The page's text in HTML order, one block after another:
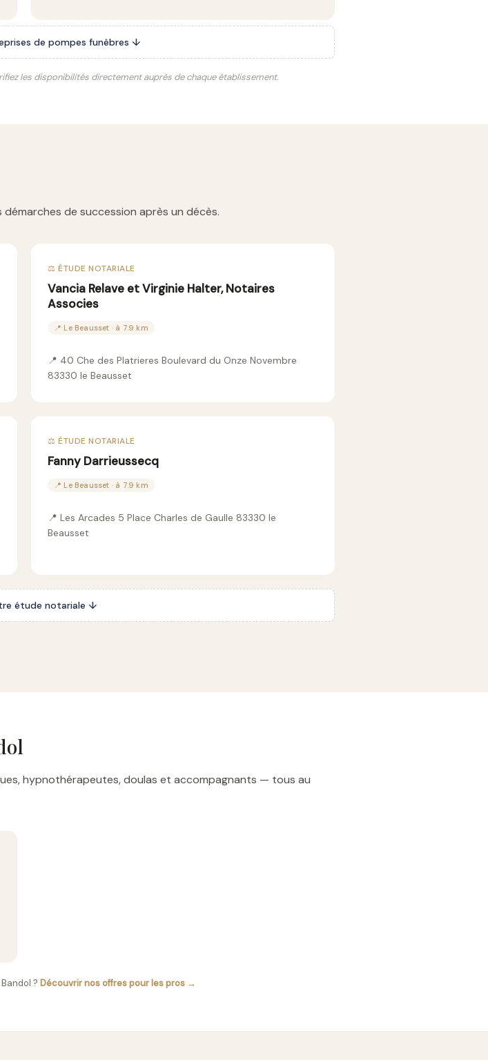
de pompes funèbres ↓
les disponibilités directement auprès de chaque établissement.
de succession après un décès.
⚖️ ÉTUDE NOTARIALE
Vancia Relave et Virginie Halter, Notaires
Associes
📍 Le Beausset · à 7.9 km
📍 40 Che des Platrieres Boulevard du Onze Novembre
83330 le Beausset
⚖️ ÉTUDE NOTARIALE
Fanny Darrieussecq
📍 Le Beausset · à 7.9 km
📍 Les Arcades 5 Place Charles de Gaulle 83330 le
Beausset
étude notariale ↓
hypnothérapeutes, doulas et accompagnants — tous au
? Découvrir nos offres pour les pros →